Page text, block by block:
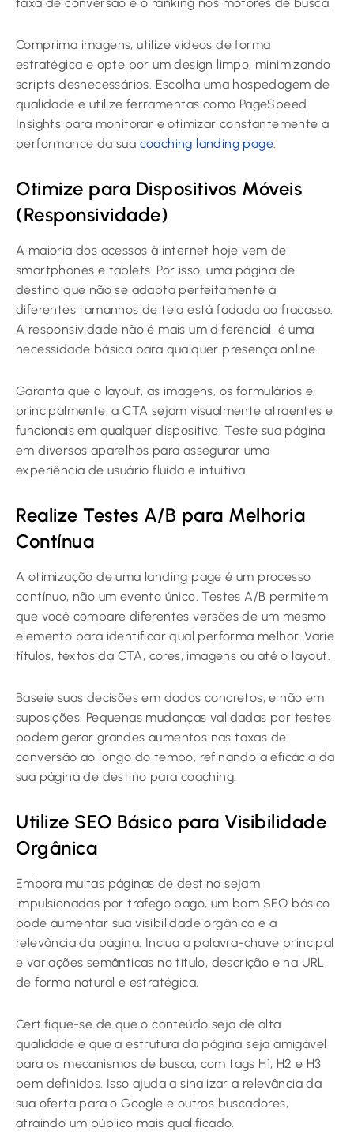
taxa de conversão e o ranking nos motores de busca.
Comprima imagens, utilize vídeos de forma
estratégica e opte por um design limpo, minimizando
scripts desnecessários. Escolha uma hospedagem de
qualidade e utilize ferramentas como PageSpeed
Insights para monitorar e otimizar constantemente a
performance da sua coaching landing page.
Otimize para Dispositivos Móveis
(Responsividade)
A maioria dos acessos à internet hoje vem de
smartphones e tablets. Por isso, uma página de
destino que não se adapta perfeitamente a
diferentes tamanhos de tela está fadada ao fracasso.
A responsividade não é mais um diferencial, é uma
necessidade básica para qualquer presença online.
Garanta que o layout, as imagens, os formulários e,
principalmente, a CTA sejam visualmente atraentes e
funcionais em qualquer dispositivo. Teste sua página
em diversos aparelhos para assegurar uma
experiência de usuário fluida e intuitiva.
Realize Testes A/B para Melhoria
Contínua
A otimização de uma landing page é um processo
contínuo, não um evento único. Testes A/B permitem
que você compare diferentes versões de um mesmo
elemento para identificar qual performa melhor. Varie
títulos, textos da CTA, cores, imagens ou até o layout.
Baseie suas decisões em dados concretos, e não em
suposições. Pequenas mudanças validadas por testes
podem gerar grandes aumentos nas taxas de
conversão ao longo do tempo, refinando a eficácia da
sua página de destino para coaching.
Utilize SEO Básico para Visibilidade
Orgânica
Embora muitas páginas de destino sejam
impulsionadas por tráfego pago, um bom SEO básico
pode aumentar sua visibilidade orgânica e a
relevância da página. Inclua a palavra-chave principal
e variações semânticas no título, descrição e na URL,
de forma natural e estratégica.
Certifique-se de que o conteúdo seja de alta
qualidade e que a estrutura da página seja amigável
para os mecanismos de busca, com tags H1, H2 e H3
bem definidos. Isso ajuda a sinalizar a relevância da
sua oferta para o Google e outros buscadores,
atraindo um público mais qualificado.